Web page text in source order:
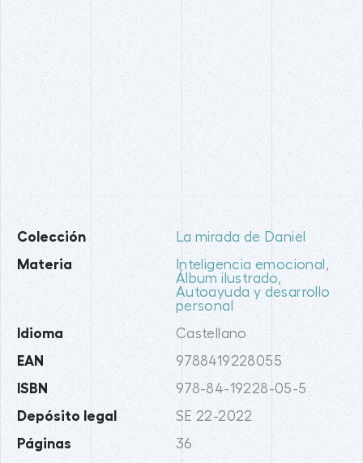
Colección La mirada de Daniel
Materia Inteligencia emocional ,
Álbum ilustrado,
Autoayuda y desarrollo
personal
Idioma Castellano
EAN 9788419228055
ISBN 978-84-19228-05-5
Depósito legal SE 22-2022
Páginas 36